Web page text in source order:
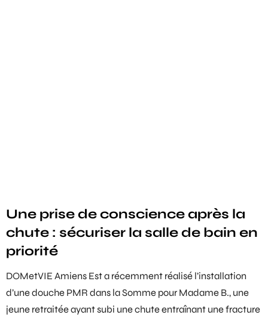
Une prise de conscience après la
chute : sécuriser la salle de bain en
priorité
DOMetVIE Amiens Est a récemment réalisé l’installation
d’unedouche PMR dans la Somme pour Madame B., une
jeune retraitée ayant subi une chute entraînant une fracture